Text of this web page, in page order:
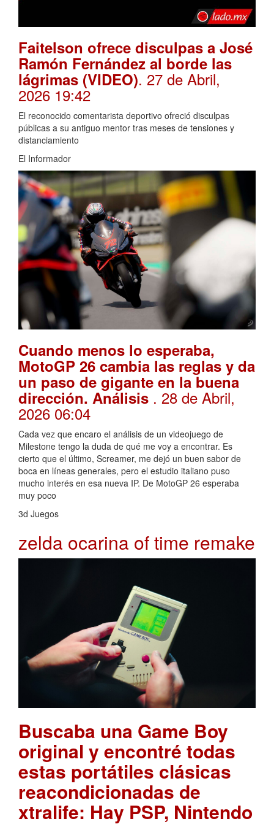
Faitelson ofrece disculpas a José
Ramón Fernández al borde las
lágrimas (VIDEO). 27 de Abril,
2026 19:42
El reconocido comentarista deportivo ofreció disculpas
públicas a su antiguo mentor tras meses de tensiones y
distanciamiento
El Informador
Cuando menos lo esperaba,
MotoGP 26 cambia las reglas y da
un paso de gigante en la buena
dirección. Análisis . 28 de Abril,
2026 06:04
Cada vez que encaro el análisis de un videojuego de
Milestone tengo la duda de qué me voy a encontrar. Es
cierto que el último, Screamer, me dejó un buen sabor de
boca en líneas generales, pero el estudio italiano puso
mucho interés en esa nueva IP. De MotoGP 26 esperaba
muy poco
3d Juegos
zelda ocarina of time remake
Buscaba una Game Boy
original y encontré todas
estas portátiles clásicas
reacondicionadas de
xtralife: Hay PSP, Nintendo